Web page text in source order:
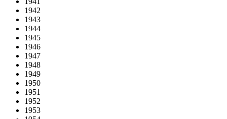
1942
1943
1944
1945
1946
1947
1948
1949
1950
1951
1952
1953